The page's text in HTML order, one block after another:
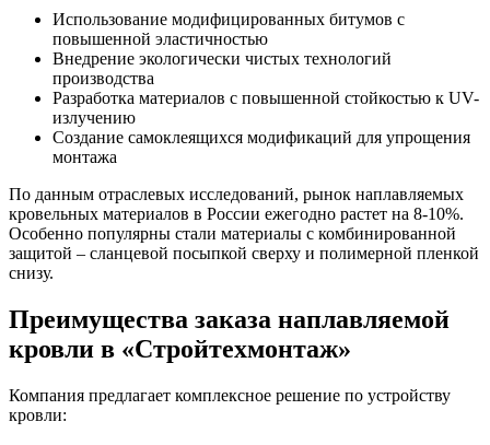
Использование модифицированных битумов с
повышенной эластичностью
Внедрение экологически чистых технологий
производства
Разработка материалов с повышенной стойкостью к UV-
излучению
Создание самоклеящихся модификаций для упрощения
монтажа
По данным отраслевых исследований, рынок наплавляемых
кровельных материалов в России ежегодно растет на 8-10%.
Особенно популярны стали материалы с комбинированной
защитой – сланцевой посыпкой сверху и полимерной пленкой
снизу.
Преимущества заказа наплавляемой
кровли в «Стройтехмонтаж»
Компания предлагает комплексное решение по устройству
кровли: